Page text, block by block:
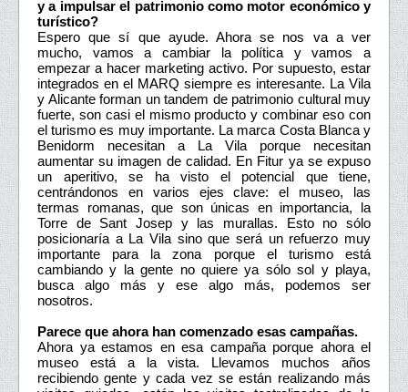
y a impulsar el patrimonio como motor económico y
turístico?
Espero que sí que ayude. Ahora se nos va a ver
mucho, vamos a cambiar la política y vamos a
empezar a hacer marketing activo. Por supuesto, estar
integrados en el MARQ siempre es interesante. La Vila
y Alicante forman un tandem de patrimonio cultural muy
fuerte, son casi el mismo producto y combinar eso con
el turismo es muy importante. La marca Costa Blanca y
Benidorm necesitan a La Vila porque necesitan
aumentar su imagen de calidad. En Fitur ya se expuso
un aperitivo, se ha visto el potencial que tiene,
centrándonos en varios ejes clave: el museo, las
termas romanas, que son únicas en importancia, la
Torre de Sant Josep y las murallas. Esto no sólo
posicionaría a La Vila sino que será un refuerzo muy
importante para la zona porque el turismo está
cambiando y la gente no quiere ya sólo sol y playa,
busca algo más y ese algo más, podemos ser
nosotros.
Parece que ahora han comenzado esas campañas.
Ahora ya estamos en esa campaña porque ahora el
museo está a la vista. Llevamos muchos años
recibiendo gente y cada vez se están realizando más